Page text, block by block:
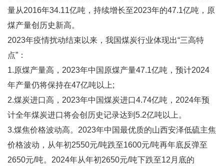
量从2016年34.11亿吨，持续增长至2023年的47.1亿吨，原
煤产量创历史新高。
2023年疫情扰动结束以来，我国煤炭行业体现出“三高特
点”：
1.原煤产量高，2023年中国原煤产量47.1亿吨，预计2024
年产量仍将保持在47亿吨以上;
2.煤炭进口高，2023年中国煤炭进口4.74亿吨，2024年预
计全年煤炭进口将会创历史记录达到5.2亿吨以上。
3.煤焦价格波动高。2023年中国最优质的山西安泽低硫主焦
价格波动，从年初2550元/吨跌至1600元/吨再年底反弹至
2650元/吨。2024年从年初2650元/吨下跌至12月底的